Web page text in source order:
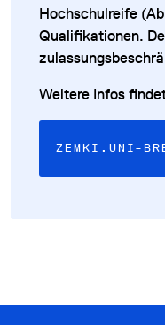
Hochschulreife
Qualifikationen.
Weitere Infos
ZEMKI.UNI-